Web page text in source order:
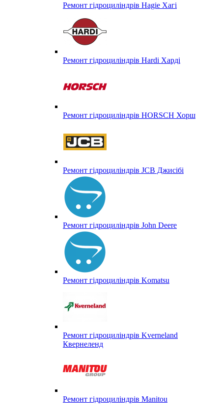
Ремонт гідроциліндрів Hagie Хагі
Ремонт гідроциліндрів Hardi Харді
Ремонт гідроциліндрів HORSCH Хорш
Ремонт гідроциліндрів JCB Джисібі
Ремонт гідроциліндрів John Deere
Ремонт гідроциліндрів Komatsu
Ремонт гідроциліндрів Kverneland
Квернеленд
Ремонт гідроциліндрів Manitou